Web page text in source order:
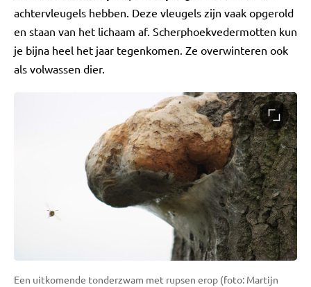
achtervleugels hebben. Deze vleugels zijn vaak opgerold
en staan van het lichaam af. Scherphoekvedermotten kun
je bijna heel het jaar tegenkomen. Ze overwinteren ook
als volwassen dier.
Een uitkomende tonderzwam met rupsen erop (foto: Martijn